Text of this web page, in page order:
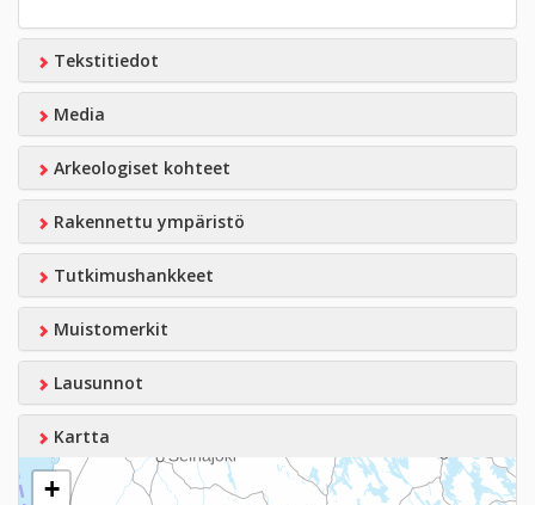
Tekstitiedot
Media
Arkeologiset kohteet
Rakennettu ympäristö
Tutkimushankkeet
Muistomerkit
Lausunnot
Kartta
+